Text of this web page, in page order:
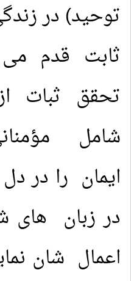
توحید) در
تحقق ثبات
شامل
ایمان را در
در زبان
اعمال شان